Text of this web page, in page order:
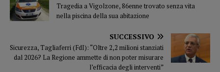
Tragedia a Vigolzone, 86enne trovato senza vita
nella piscina della sua abitazione
SUCCESSIVO
Sicurezza, Tagliaferri (FdI): “Oltre 2,2 milioni stanziati
dal 2026? La Regione ammette di non poter misurare
l’efficacia degli interventi”